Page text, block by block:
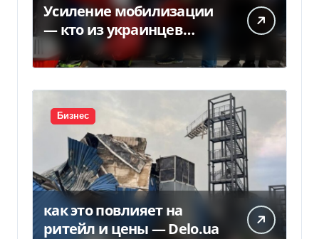
Усиление мобилизации
— кто из украинцев
потеряет право на
временную защиту в ЕС
Бизнес
как это повлияет на
ритейл и цены — Delo.ua